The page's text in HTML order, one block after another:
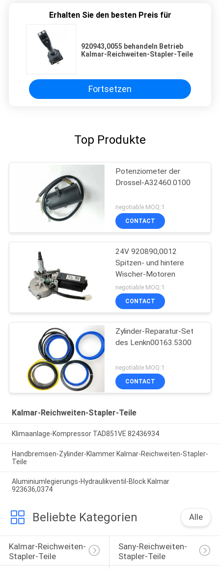
Erhalten Sie den besten Preis für
920943,0055 behandeln Betrieb
Kalmar-Reichweiten-Stapler-Teile
Fortsetzen
Top Produkte
Potenziometer der
Drossel-A32460.0100
negotiable MOQ:1
CONTACT
24V 920890,0012
Spitzen- und hintere
Wischer-Motoren
negotiable MOQ:1
CONTACT
Zylinder-Reparatur-Set
des Lenkn00163.5300
negotiable MOQ:1
CONTACT
Kalmar-Reichweiten-Stapler-Teile
Klimaanlage-Kompressor TAD851VE 82436934
Handbremsen-Zylinder-Klammer Kalmar-Reichweiten-Stapler-
Teile
Aluminiumlegierungs-Hydraulikventil-Block Kalmar
923636,0374
Beliebte Kategorien Alle
Kalmar-Reichweiten-
Stapler-Teile
Sany-Reichweiten-
Stapler-Teile